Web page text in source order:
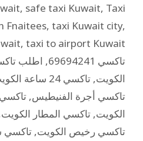
, safe taxi Kuwait, Taxi
Fnaitees, taxi Kuwait city,
, taxi to airport Kuwait
تاكسي 69694241
, اطلب
الكويت, تاكسي 24 ساعة الكويت
تاكسي أجرة الفنيطيس,
الكويت, تاكسي المطار الكويت
تاكسي رخيص الكويت, تاكسي